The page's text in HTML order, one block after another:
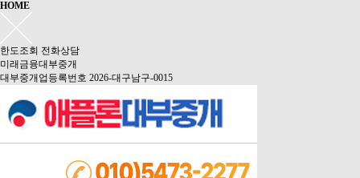
HOME
한도조회 전화상담
미래금융대부중개
대부중개업등록번호 2026-대구남구-0015